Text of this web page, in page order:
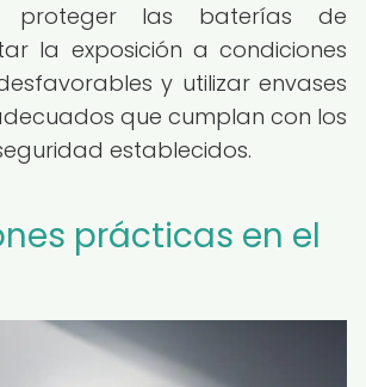
proteger las baterías de
la exposición a condiciones
y utilizar envases
que cumplan con los
establecidos.
prácticas en el